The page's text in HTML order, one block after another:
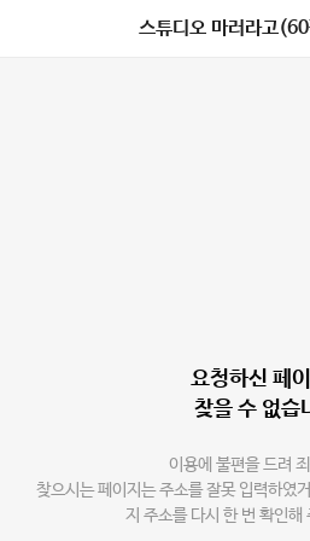
스튜디오 마러라고
요청하신 페
찾을 수 없습
이용에 불편을 드려
찾으시는 페이지는 주소를 잘못 입력하였
지 주소를 다시 한 번 확인해